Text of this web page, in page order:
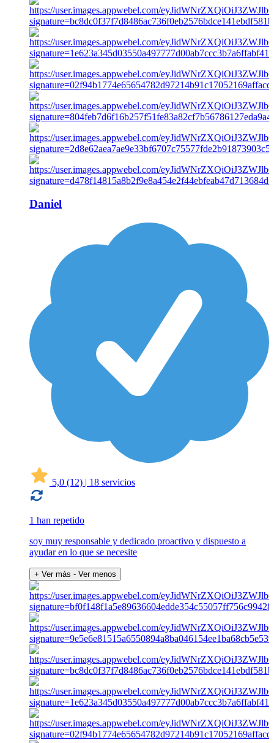
Daniel
5,0 (12) | 18 servicios
1 han repetido
soy muy responsable y dedicado proactivo y dispuesto a
ayudar en lo que se necesite
+ Ver más - Ver menos